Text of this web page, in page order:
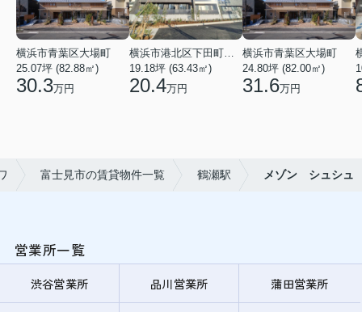
横浜市青葉区大場町
25.07坪 (82.88㎡)
30.3万円
19.18坪 (63.43㎡)
20.4万円
横浜市青葉区大場町
24.80坪 (82.00㎡)
31.6万円
富士見市の賃貸物件一覧 鶴瀬駅 メゾン シュシュ
営業所一覧
渋谷営業所 品川営業所 蒲田営業所